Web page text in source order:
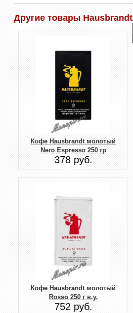
Другие товары Hausbrandt
Кофе Hausbrandt молотый
Nero Espresso 250 гр
378 руб.
Кофе Hausbrandt молотый
Rosso 250 г в.у.
752 руб.